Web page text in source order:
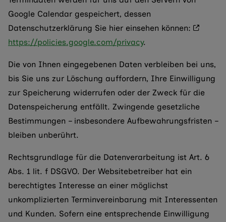
Google Calendar gespeichert, dessen
Datenschutzerklärung Sie hier einsehen können:
https://policies.google.com/privacy.
Die von Ihnen eingegebenen Daten verbleiben bei uns,
bis Sie uns zur Löschung auffordern, Ihre Einwilligung
zur Speicherung widerrufen oder der Zweck für die
Datenspeicherung entfällt. Zwingende gesetzliche
Bestimmungen – insbesondere Aufbewahrungsfristen –
bleiben unberührt.
Rechtsgrundlage für die Datenverarbeitung ist Art. 6
Abs. 1 lit. f DSGVO. Der Websitebetreiber hat ein
berechtigtes Interesse an einer möglichst
unkomplizierten Terminvereinbarung mit Interessenten
und Kunden. Sofern eine entsprechende Einwilligung